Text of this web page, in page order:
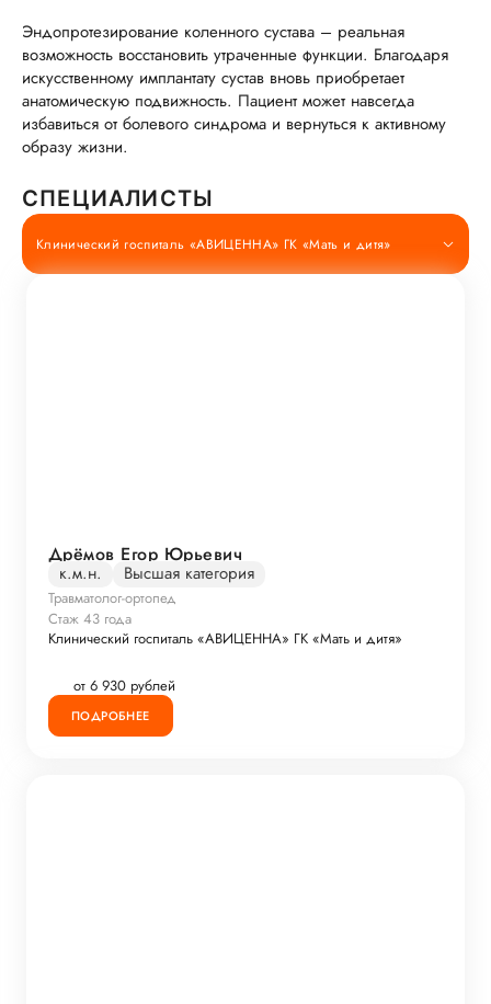
Эндопротезирование коленного сустава – реальная
возможность восстановить утраченные функции. Благодаря
искусственному имплантату сустав вновь приобретает
анатомическую подвижность. Пациент может навсегда
избавиться от болевого синдрома и вернуться к активному
образу жизни.
СПЕЦИАЛИСТЫ
Клинический госпиталь «АВИЦЕННА» ГК «Мать и дитя»
Дрёмов Егор Юрьевич
к.м.н. Высшая категория
Травматолог-ортопед
Стаж 43 года
Клинический госпиталь «АВИЦЕННА» ГК «Мать и дитя»
от 6 930 рублей
ПОДРОБНЕЕ